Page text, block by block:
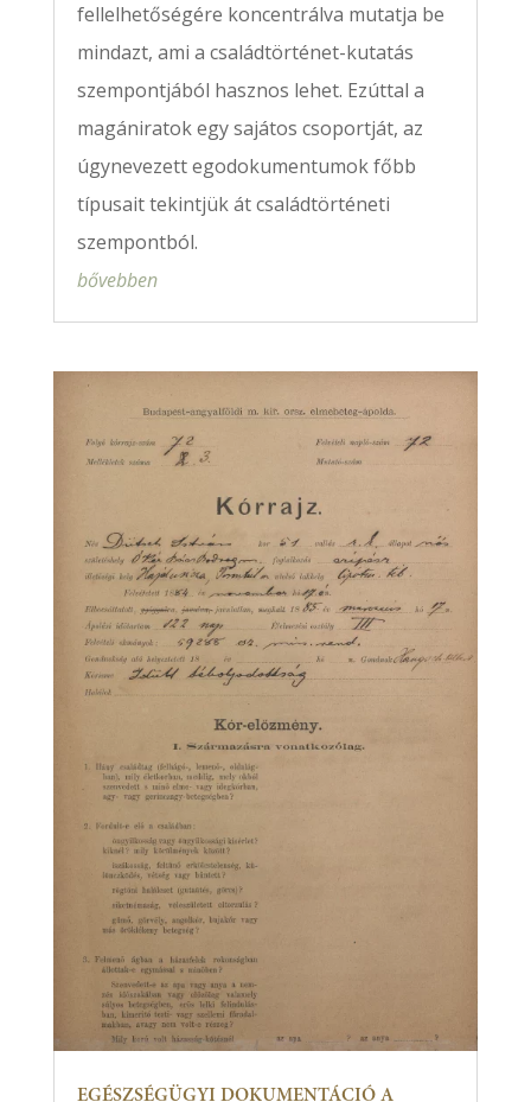
fellelhetőségére koncentrálva mutatja be
mindazt, ami a családtörténet-kutatás
szempontjából hasznos lehet. Ezúttal a
magániratok egy sajátos csoportját, az
úgynevezett egodokumentumok főbb
típusait tekintjük át családtörténeti
szempontból.
bővebben
EGÉSZSÉGÜGYI DOKUMENTÁCIÓ A